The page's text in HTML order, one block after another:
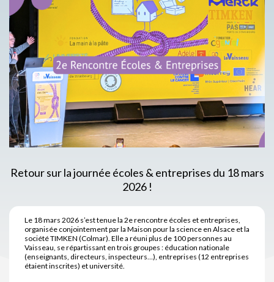
Retour sur la journée écoles & entreprises du 18 mars
2026 !
Le 18 mars 2026 s’est tenue la 2e rencontre écoles et entreprises,
organisée conjointement par la Maison pour la science en Alsace et la
société TIMKEN (Colmar). Elle a réuni plus de 100 personnes au
Vaisseau, se répartissant en trois groupes : éducation nationale
(enseignants, directeurs, inspecteurs…), entreprises (12 entreprises
étaient inscrites) et université.